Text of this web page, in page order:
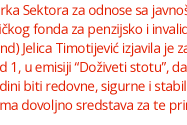
Sektora za odnose sa
fonda za penzijsko i
Jelica Timotijević izjavila je
1, u emisiji “Doživeti stotu”,
biti redovne, sigurne i
dovoljno sredstava za te